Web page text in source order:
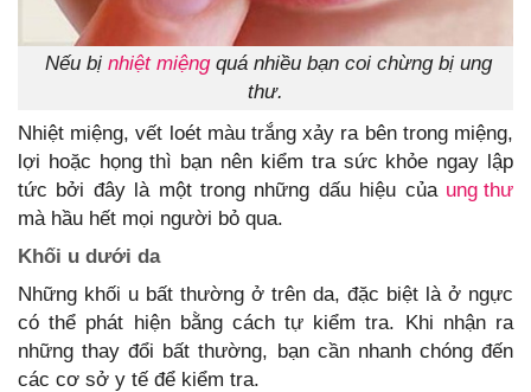
Nếu bị nhiệt miệngquá nhiều bạn coi chừng bị ung
thư.
Nhiệt miệng, vết loét màu trắng xảy ra bên trong miệng,
lợi hoặc họng thì bạn nên kiểm tra sức khỏe ngay lập
tức bởi đây là một trong những dấu hiệu của ung thư
mà hầu hết mọi người bỏ qua.
Khối u dưới da
Những khối u bất thường ở trên da, đặc biệt là ở ngực
có thể phát hiện bằng cách tự kiểm tra. Khi nhận ra
những thay đổi bất thường, bạn cần nhanh chóng đến
các cơ sở y tế để kiểm tra.